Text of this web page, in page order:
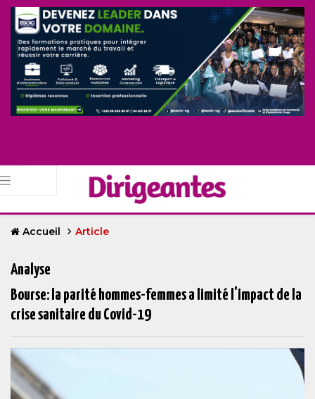
Accueil Article
Analyse
Bourse: la parité hommes-femmes a limité l'impact de la
crise sanitaire du Covid-19